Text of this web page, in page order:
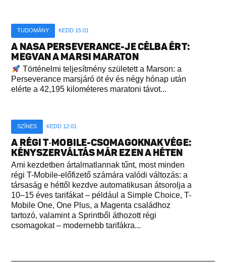
TUDOMÁNY KEDD 15:01
A NASA PERSEVERANCE-JE CÉLBA ÉRT:
MEGVAN A MARSI MARATON
Történelmi teljesítmény született a Marson: a
Perseverance marsjáró öt év és négy hónap után
elérte a 42,195 kilométeres maratoni távot...
SZÍNES KEDD 12:01
A RÉGI T‑MOBILE-CSOMAGOKNAK VÉGE:
KÉNYSZERVÁLTÁS MÁR EZEN A HÉTEN
Ami kezdetben ártalmatlannak tűnt, most minden
régi T-Mobile-előfizető számára valódi változás: a
társaság e héttől kezdve automatikusan átsorolja a
10–15 éves tarifákat – például a Simple Choice, T-
Mobile One, One Plus, a Magenta családhoz
tartozó, valamint a Sprintből áthozott régi
csomagokat – modernebb tarifákra...